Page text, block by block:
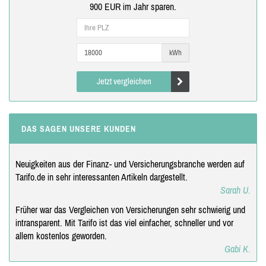
900 EUR im Jahr sparen.
kWh
Jetzt vergleichen
DAS SAGEN UNSERE KUNDEN
Neuigkeiten aus der Finanz- und Versicherungsbranche werden auf
Tarifo.de in sehr interessanten Artikeln dargestellt.
Sarah U.
Früher war das Vergleichen von Versicherungen sehr schwierig und
intransparent. Mit Tarifo ist das viel einfacher, schneller und vor
allem kostenlos geworden.
Gabi K.